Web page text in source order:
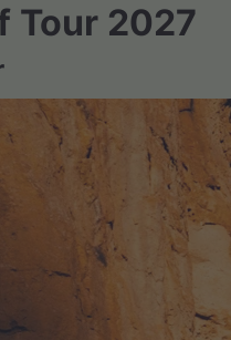
Tour 2027
ZIP, 23,39 MB